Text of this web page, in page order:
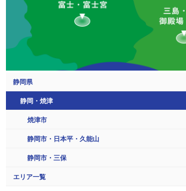
静岡県
静岡・焼津
焼津市
静岡市・日本平・久能山
静岡市・三保
エリア一覧